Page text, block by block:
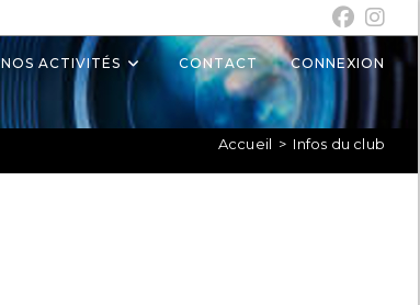
NOS ACTIVITÉS CONTACT CONNEXION
Accueil > Infos du club